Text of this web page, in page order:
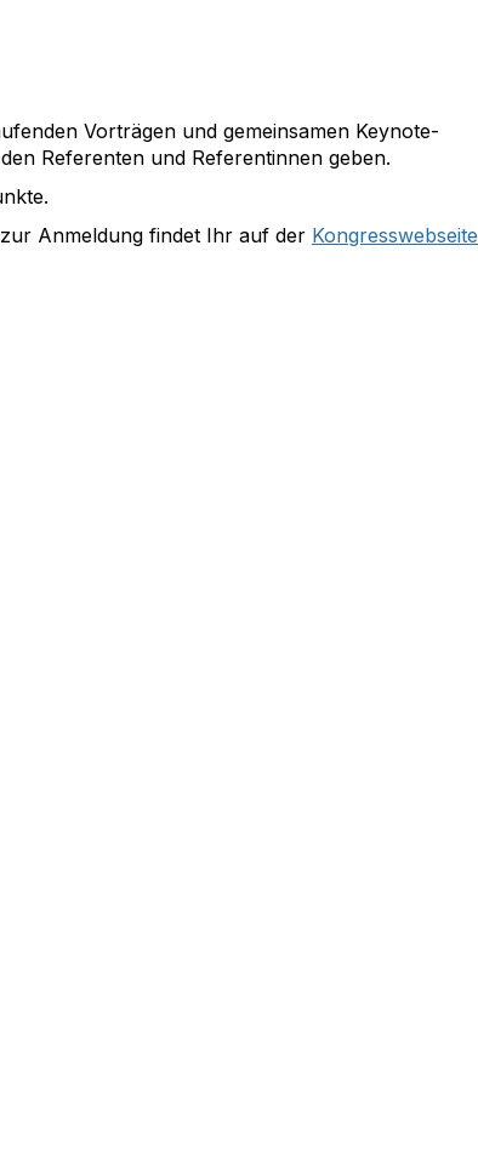
Vorträgen und gemeinsamen Keynote-
Referenten und Referentinnen geben.
Anmeldung findet Ihr auf der Kongresswebseite